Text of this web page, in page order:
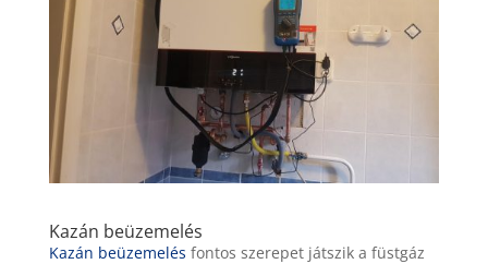
Kazán beüzemelés
Kazán beüzemelés fontos szerepet játszik a füstgáz